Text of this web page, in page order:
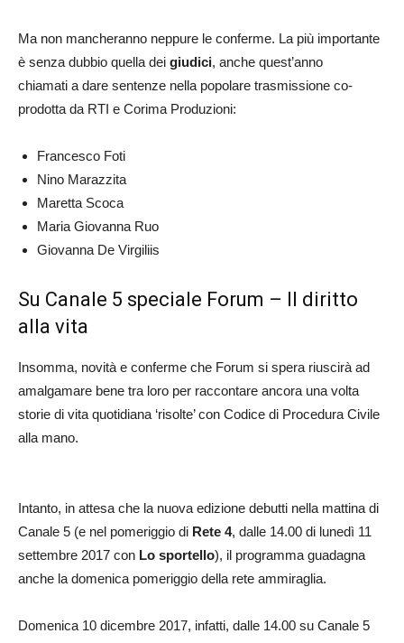
Ma non mancheranno neppure le conferme. La più importante
è senza dubbio quella dei giudici, anche quest’anno
chiamati a dare sentenze nella popolare trasmissione co-
prodotta da RTI e Corima Produzioni:
Francesco Foti
Nino Marazzita
Maretta Scoca
Maria Giovanna Ruo
Giovanna De Virgiliis
Su Canale 5 speciale Forum – Il diritto
alla vita
Insomma, novità e conferme che Forum si spera riuscirà ad
amalgamare bene tra loro per raccontare ancora una volta
storie di vita quotidiana ‘risolte’ con Codice di Procedura Civile
alla mano.
Intanto, in attesa che la nuova edizione debutti nella mattina di
Canale 5 (e nel pomeriggio di Rete 4, dalle 14.00 di lunedì 11
settembre 2017 con Lo sportello), il programma guadagna
anche la domenica pomeriggio della rete ammiraglia.
Domenica 10 dicembre 2017, infatti, dalle 14.00 su Canale 5